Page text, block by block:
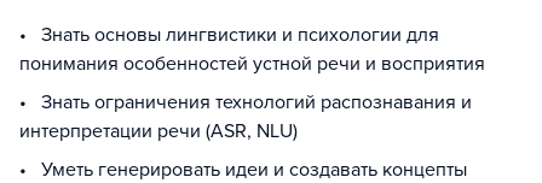
• Знать основы лингвистики и психологии для
понимания особенностей устной речи и восприятия
• Знать ограничения технологий распознавания и
интерпретации речи (ASR, NLU)
• Уметь генерировать идеи и создавать концепты